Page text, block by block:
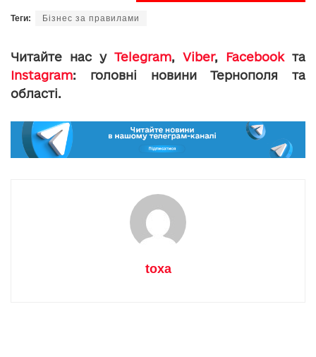
Теги: Бізнес за правилами
Читайте нас у Telegram, Viber, Facebookта
Instagram: головні новини Тернополя та
області.
toxa